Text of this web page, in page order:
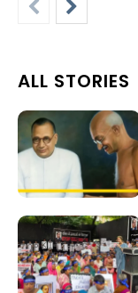
ALL STORIES